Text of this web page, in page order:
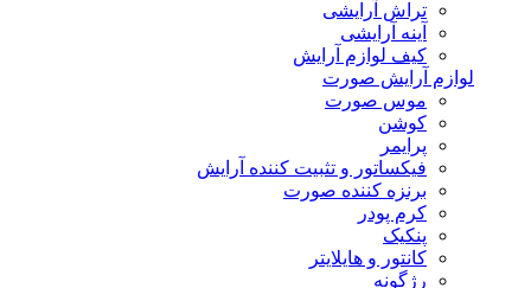
تراش آرایشی
آینه آرایشی
کیف لوازم آرایش
لوازم آرایش صورت
موس صورت
کوشن
پرایمر
فیکساتور و تثبیت کننده آرایش
برنزه کننده صورت
کرم پودر
پنکیک
کانتور و هایلایتر
رژگونه